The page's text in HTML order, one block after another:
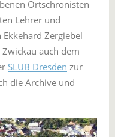
Ortschronisten
Lehrer und
Zergiebel
auch dem
SLUB Dresden zur
die Archive und